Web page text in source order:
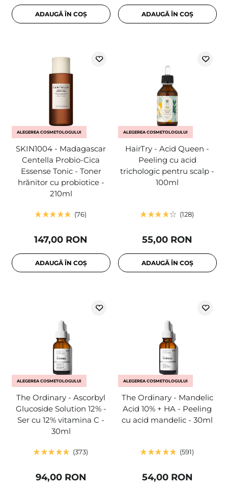
ADAUGĂ ÎN COȘ ADAUGĂ ÎN COȘ
ALEGEREA COSMETOLOGULUI
SKIN1004 - Madagascar
Centella Probio-Cica
Essense Tonic - Toner
hrănitor cu probiotice -
210ml
76
147,00 RON
ADAUGĂ ÎN COȘ
ALEGEREA COSMETOLOGULUI
HairTry - Acid Queen -
Peeling cu acid
trichologic pentru scalp -
100ml
128
55,00 RON
ADAUGĂ ÎN COȘ
ALEGEREA COSMETOLOGULUI
The Ordinary - Ascorbyl
Glucoside Solution 12% -
Ser cu 12% vitamina C -
30ml
373
94,00 RON
ALEGEREA COSMETOLOGULUI
The Ordinary - Mandelic
Acid 10% + HA - Peeling
cu acid mandelic - 30ml
591
54,00 RON